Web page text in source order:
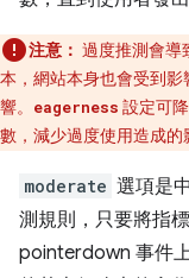
注意： 過度推測會導
本，網站本身也會受到
響。
eagerness 設定可
數，減少過度使用造成的
moderate 選項是
測規則，只要將指
pointerdown 事件